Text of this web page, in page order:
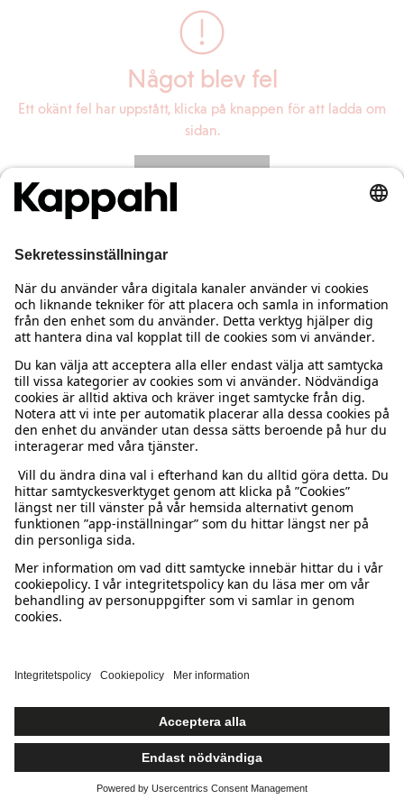
Något blev fel
Ett okänt fel har uppstått, klicka på knappen för att ladda om
sidan.